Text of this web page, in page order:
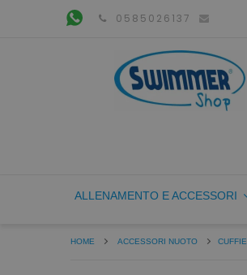
0585026137
ALLENAMENTO E ACCESSORI
HOME ACCESSORI NUOTO